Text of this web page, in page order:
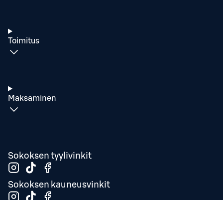
Toimitus
Maksaminen
Sokoksen tyylivinkit
Sokoksen kauneusvinkit